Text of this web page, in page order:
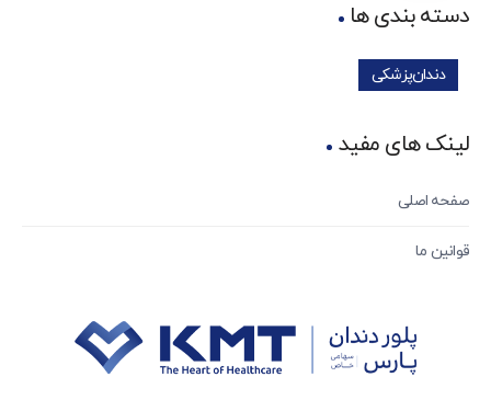
دسته بندی ها
دندان‌پزشکی
لینک های مفید
صفحه اصلی
قوانین ما